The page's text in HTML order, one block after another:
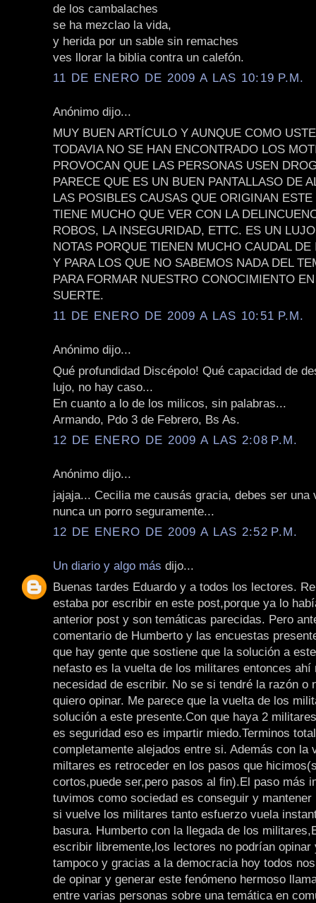
de los cambalaches
se ha mezclao la vida,
y herida por un sable sin remaches
ves llorar la biblia contra un calefón.
11 DE ENERO DE 2009 A LAS 10:19 P.M.
Anónimo dijo...
MUY BUEN ARTÍCULO Y AUNQUE COMO
TODAVIA NO SE HAN ENCONTRADO LOS
PROVOCAN QUE LAS PERSONAS USEN
PARECE QUE ES UN BUEN PANTALLASO DE
LAS POSIBLES CAUSAS QUE ORIGINAN ESTE
TIENE MUCHO QUE VER CON LA
ROBOS, LA INSEGURIDAD, ETTC. ES UN
NOTAS PORQUE TIENEN MUCHO CAUDAL
Y PARA LOS QUE NO SABEMOS NADA DEL
PARA FORMAR NUESTRO CONOCIMIENTO
SUERTE.
11 DE ENERO DE 2009 A LAS 10:51 P.M.
Anónimo dijo...
Qué profundidad Discépolo! Qué capacidad de
lujo, no hay caso...
En cuanto a lo de los milicos, sin palabras...
Armando, Pdo 3 de Febrero, Bs As.
12 DE ENERO DE 2009 A LAS 2:08 P.M.
Anónimo dijo...
jajaja... Cecilia me causás gracia, debes ser una
nunca un porro seguramente...
12 DE ENERO DE 2009 A LAS 2:52 P.M.
Un diario y algo más dijo...
Buenas tardes Eduardo y a todos los lectores.
estaba por escribir en este post,porque ya lo
anterior post y son temáticas parecidas. Pero
comentario de Humberto y las encuestas
que hay gente que sostiene que la solución a
nefasto es la vuelta de los militares entonces ahí
necesidad de escribir. No se si tendré la razón o
quiero opinar. Me parece que la vuelta de los
solución a este presente.Con que haya 2
es seguridad eso es impartir miedo.Terminos
completamente alejados entre si. Además con la
miltares es retroceder en los pasos que
cortos,puede ser,pero pasos al fin).El paso más
tuvimos como sociedad es conseguir y
si vuelve los militares tanto esfuerzo vuela
basura. Humberto con la llegada de los
escribir libremente,los lectores no podrían opinar
tampoco y gracias a la democracia hoy todos
de opinar y generar este fenómeno hermoso
entre varias personas sobre una temática en